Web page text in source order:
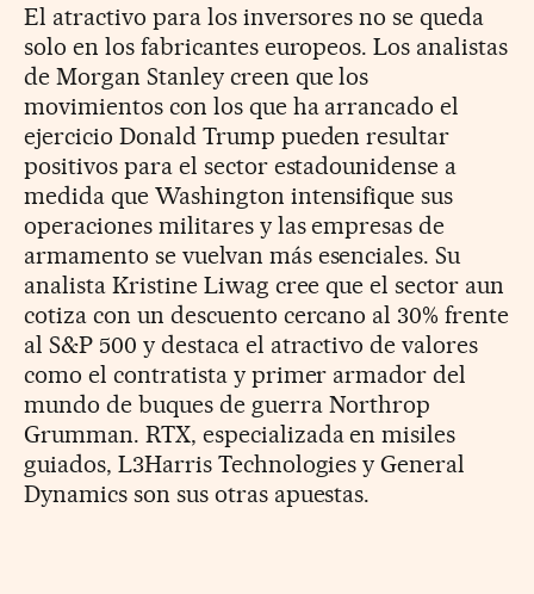
El atractivo para los inversores no se queda
solo en los fabricantes europeos. Los analistas
de Morgan Stanley creen que los
movimientos con los que ha arrancado el
ejercicio Donald Trump pueden resultar
positivos para el sector estadounidense a
medida que Washington intensifique sus
operaciones militares y las empresas de
armamento se vuelvan más esenciales. Su
analista Kristine Liwag cree que el sector aun
cotiza con un descuento cercano al 30% frente
al S&P 500 y destaca el atractivo de valores
como el contratista y primer armador del
mundo de buques de guerra Northrop
Grumman. RTX, especializada en misiles
guiados, L3Harris Technologies y General
Dynamics son sus otras apuestas.